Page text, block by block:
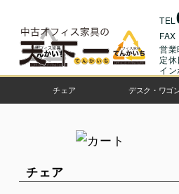
TEL
FAX
営
定
イ
チェア デスク・ワゴ
チェア